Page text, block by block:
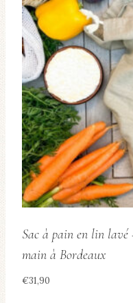
Les
options
peuvent
être
choisies
sur
la
page
du
produit
Sac à pain en lin
main à Bordeaux
€31,90